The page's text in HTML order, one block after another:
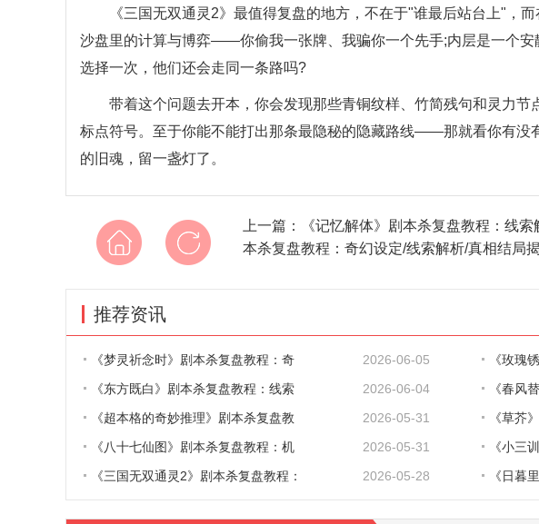
《三国无双通灵2》最值得复盘的地方，不在于"谁最后站台上"，而
沙盘里的计算与博弈——你偷我一张牌、我骗你一个先手;内层是一个
选择一次，他们还会走同一条路吗?
带着这个问题去开本，你会发现那些青铜纹样、竹简残句和灵力节
标点符号。至于你能不能打出那条最隐秘的隐藏路线——那就看你有没
的旧魂，留一盏灯了。
上一篇： 《记忆解体》剧本杀复盘教程：线
本杀复盘教程：奇幻设定/线索解析/真相结局
推荐资讯
《梦灵祈念时》剧本杀复盘教程：奇 2026-06-05 《玫瑰
《东方既白》剧本杀复盘教程：线索
2026-06-04 《春风
《超本格的奇妙推理》剧本杀复盘教
2026-05-31 《草芥
《八十七仙图》剧本杀复盘教程：机
2026-05-31 《小三
《三国无双通灵2》剧本杀复盘教程：
2026-05-28 《日暮